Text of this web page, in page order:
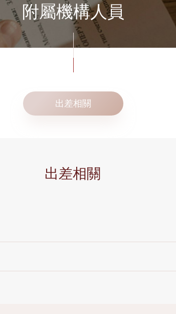
附屬機構人員
出差相關
出差相關